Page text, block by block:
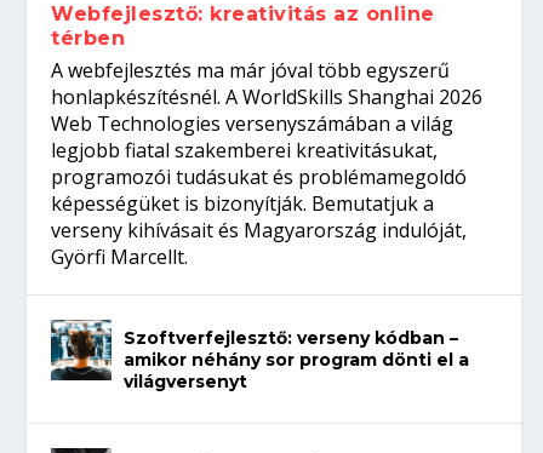
Webfejlesztő: kreativitás az online
térben
A webfejlesztés ma már jóval több egyszerű
honlapkészítésnél. A WorldSkills Shanghai 2026
Web Technologies versenyszámában a világ
legjobb fiatal szakemberei kreativitásukat,
programozói tudásukat és problémamegoldó
képességüket is bizonyítják. Bemutatjuk a
verseny kihívásait és Magyarország indulóját,
Györfi Marcellt.
Szoftverfejlesztő: verseny kódban –
amikor néhány sor program dönti el a
világversenyt